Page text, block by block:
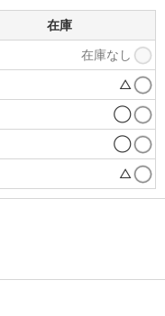
在庫
在庫なし
△
◯
◯
△